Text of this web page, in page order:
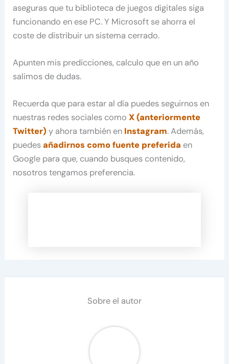
aseguras que tu biblioteca de juegos digitales siga
funcionando en ese PC. Y Microsoft se ahorra el
coste de distribuir un sistema cerrado.
Apunten mis predicciones, calculo que en un año
salimos de dudas.
Recuerda que para estar al día puedes seguirnos en
nuestras redes sociales comoX (anteriormente
Twitter) y ahora también en Instagram. Además,
puedesañadirnos como fuente preferida en
Google para que, cuando busques contenido,
nosotros tengamos preferencia.
Sobre el autor